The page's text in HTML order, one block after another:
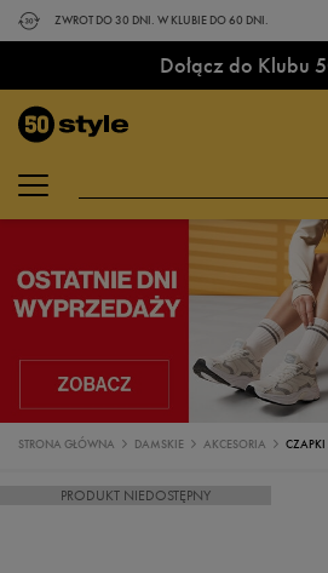
ZWROT DO 30 DNI. W KLUBIE DO 60 DNI.
Dołącz do Klubu
STRONA GŁÓWNA DAMSKIE AKCESORIA CZAPKI
PRODUKT NIEDOSTĘPNY